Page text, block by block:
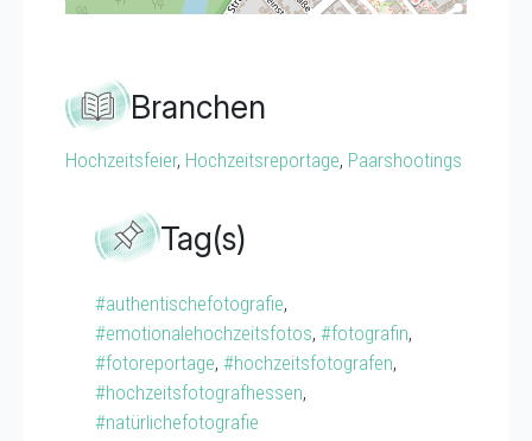
Branchen
Hochzeitsfeier, Hochzeitsreportage, Paarshootings
Tag(s)
#authentischefotografie,
#emotionalehochzeitsfotos, #fotografin,
#fotoreportage, #hochzeitsfotografen,
#hochzeitsfotografhessen,
#natürlichefotografie